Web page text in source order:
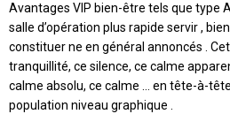
Avantages VIP bien-être tels que type
salle d’opération plus rapide servir ,
constituer ne en général annoncés .
tranquillité, ce silence, ce calme
calme absolu, ce calme … en tête-à-
population niveau graphique .